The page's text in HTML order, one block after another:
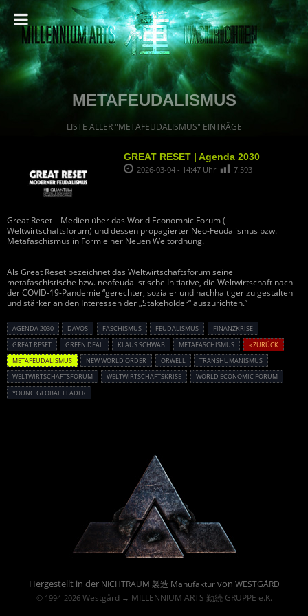
METAFEUDALISMUS
LISTE ALLER "METAFEUDALISMUS" EINTRÄGE
GREAT RESET | Agenda 2030
2026-03-04 - 14:47 Uhr 7.593
Great Reset – Medien über das World Economnic Forum (
Weltwirtschaftsforum) und dessen propagierter Neo-Feudalismus bzw.
Metafaschismus in Form einer Neuen Weltordnung.
Als Great Reset bezeichnet das Weltwirtschaftsforum seine
metafaschistische bzw. neofeudalistische Initiative, die Weltwirtschaft nach
der COVID-19-Pandemie “gerechter, sozialer und nachhaltiger zu gestalten
und stärker an den Interessen der „Stakeholder“ auszurichten.”
AGENDA 2030 DAVOS FASCHISMUS FEUDALISMUS
FINANZKRISE
GREAT RESET
GREEN DEAL KLAUS SCHWAB METAFASCHISMUS
« ZURÜCK
METAFEUDALISMUS
NEW WORLD ORDER ORWELL
TRANSHUMANISMUS
WELTWIRTSCHAFTSFORUM
WELTWIRTSCHAFTSKRISE
WORLD ECONOMIC FORUM
YOUNG GLOBAL LEADER
Hergestellt in der NICHTRAUM 製造 Manufakturvon WESTGÅRD
© 1994-2026 Westgård→ MILLENNIUM ARTS 勤続 GRUPPE e.K.
Powered By :